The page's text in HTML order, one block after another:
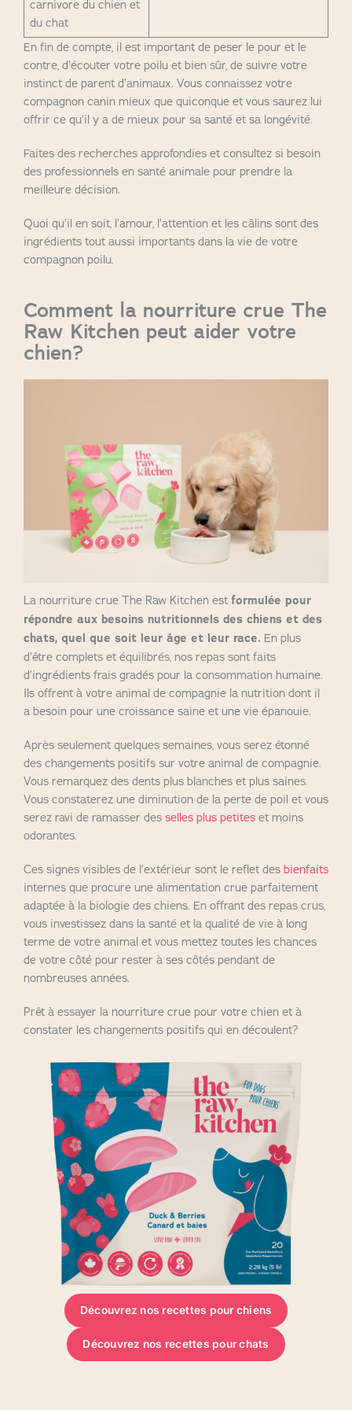
carnivore du chien et
du chat
En fin de compte, il est important de peser le pour et le
contre, d’écouter votre poilu et bien sûr, de suivre votre
instinct de parent d’animaux. Vous connaissez votre
compagnon canin mieux que quiconque et vous saurez lui
offrir ce qu’il y a de mieux pour sa santé et sa longévité.
Faites des recherches approfondies et consultez si besoin
des professionnels en santé animale pour prendre la
meilleure décision.
Quoi qu’il en soit, l’amour, l’attention et les câlins sont des
ingrédients tout aussi importants dans la vie de votre
compagnon poilu.
Comment la nourriture crue The
Raw Kitchen peut aider votre
chien?
La nourriture crue The Raw Kitchen est formulée pour
répondre aux besoins nutritionnels des chiens et des
chats, quel que soit leur âge et leur race. En plus
d’être complets et équilibrés, nos repas sont faits
d’ingrédients frais gradés pour la consommation humaine.
Ils offrent à votre animal de compagnie la nutrition dont il
a besoin pour une croissance saine et une vie épanouie.
Après seulement quelques semaines, vous serez étonné
des changements positifs sur votre animal de compagnie.
Vous remarquez des dents plus blanches et plus saines.
Vous constaterez une diminution de la perte de poil et vous
serez ravi de ramasser des selles plus petites et moins
odorantes.
Ces signes visibles de l’extérieur sont le reflet des bienfaits
internes que procure une alimentation crue parfaitement
adaptée à la biologie des chiens. En offrant des repas crus,
vous investissez dans la santé et la qualité de vie à long
terme de votre animal et vous mettez toutes les chances
de votre côté pour rester à ses côtés pendant de
nombreuses années.
Prêt à essayer la nourriture crue pour votre chien et à
constater les changements positifs qui en découlent?
Découvrez nos recettes pour chiens
Découvrez nos recettes pour chats